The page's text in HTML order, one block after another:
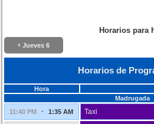
Horarios para
‹ Jueves 6
Horarios de
Hora
Madrugada
11:40 PM
- 1:35 AM Taxi